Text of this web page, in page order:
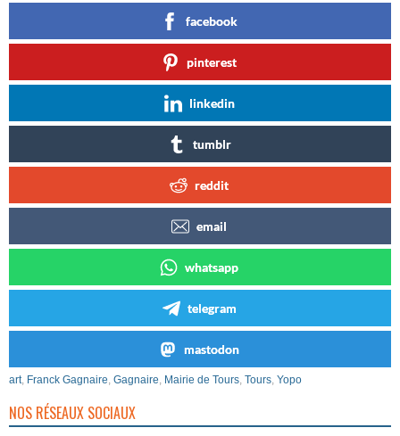
facebook
pinterest
linkedin
tumblr
reddit
email
whatsapp
telegram
mastodon
art, Franck Gagnaire, Gagnaire, Mairie de Tours, Tours, Yopo
NOS RÉSEAUX SOCIAUX